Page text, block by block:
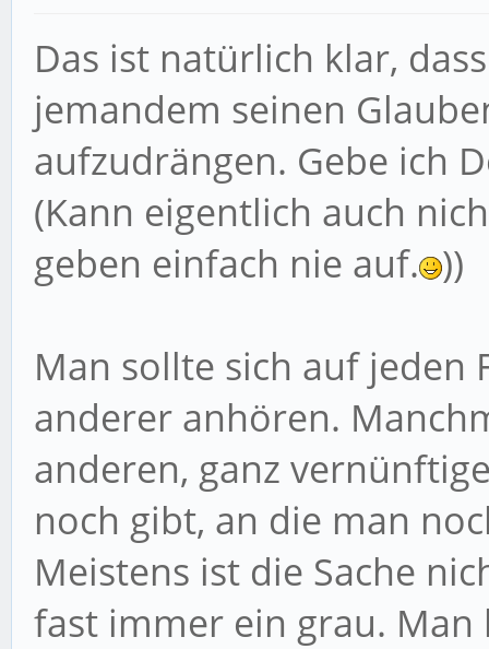
Das ist natürlich klar,
jemandem seinen
aufzudrängen. Gebe ich
(Kann eigentlich auch
geben einfach nie auf. ))
Man sollte sich auf jeden
anderer anhören.
anderen, ganz
noch gibt, an die man
Meistens ist die Sache
fast immer ein grau. Man